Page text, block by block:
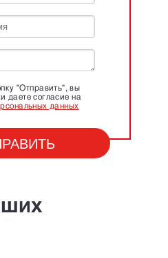
"Отправить", вы
даете согласие на
данных